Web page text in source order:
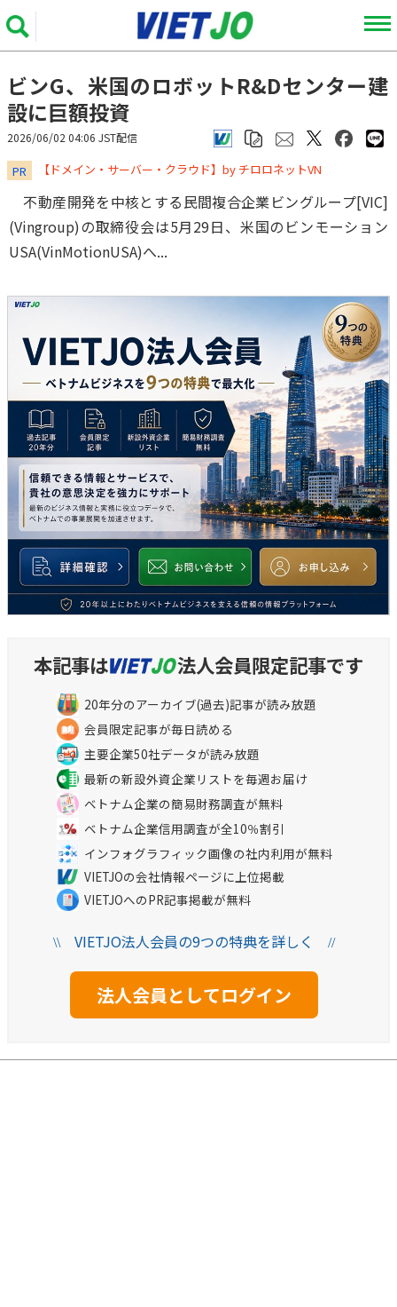
ビンG、米国のロボットR&Dセンター建
設に巨額投資
2026/06/02 04:06 JST配信
PR ​​​​​​​【ドメイン・サーバー・クラウド】by チロロネットVN
不動産開発を中核とする民間複合企業ビングループ[VIC]
(Vingroup)の取締役会は5月29日、米国のビンモーション
USA(VinMotionUSA)へ...
本記事は 法人会員限定記事です
20年分のアーカイブ(過去)記事が読み放題
会員限定記事が毎日読める
主要企業50社データが読み放題
最新の新設外資企業リストを毎週お届け
ベトナム企業の簡易財務調査が無料
ベトナム企業信用調査が全10％割引
インフォグラフィック画像の社内利用が無料
VIETJOの会社情報ページに上位掲載
VIETJOへのPR記事掲載が無料
\\VIETJO法人会員の9つの特典を詳しく //